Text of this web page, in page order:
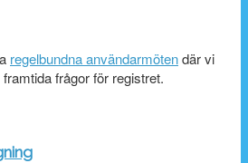
regelbundna användarmötendär vi
frågor för registret.